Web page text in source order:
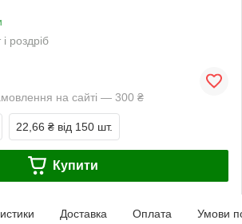
роздріб
на сайті — 300 ₴
22,66 ₴ від 150 шт.
Купити
Доставка Оплата Умови